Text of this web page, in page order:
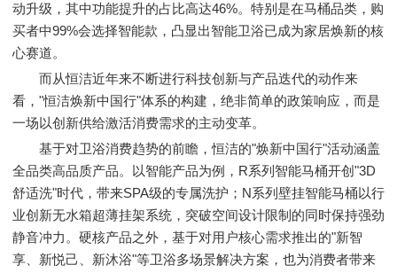
动升级，其中功能提升的占比高达46%。特别是在马桶品类，购
买者中99%会选择智能款，凸显出智能卫浴已成为家居焕新的核
心赛道。
而从恒洁近年来不断进行科技创新与产品迭代的动作来
看，"恒洁焕新中国行"体系的构建，绝非简单的政策响应，而是
一场以创新供给激活消费需求的主动变革。
基于对卫浴消费趋势的前瞻，恒洁的"焕新中国行"活动涵盖
全品类高品质产品。以智能产品为例，R系列智能马桶开创"3D
舒适洗"时代，带来SPA级的专属洗护；N系列壁挂智能马桶以行
业创新无水箱超薄挂架系统，突破空间设计限制的同时保持强劲
静音冲力。硬核产品之外，基于对用户核心需求推出的"新智
享、新悦己、新沐浴"等卫浴多场景解决方案，也为消费者带来